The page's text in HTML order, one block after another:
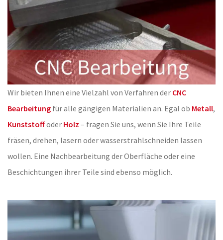
Wir bieten Ihnen eine Vielzahl von Verfahren der CNC
Bearbeitung für alle gängigen Materialien an. Egal ob Metall,
Kunststoffoder Holz – fragen Sie uns, wenn Sie Ihre Teile
fräsen, drehen, lasern oder wasserstrahlschneiden lassen
wollen. Eine Nachbearbeitung der Oberfläche oder eine
Beschichtungen ihrer Teile sind ebenso möglich.